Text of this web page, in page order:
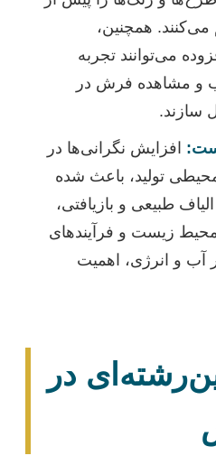
می‌کنند. همچنین،
می‌توانند تجربه
و مشاهده فرش در
سازند.
افزایش نگرانی‌ها در
تولید، باعث شده
طبیعی و بازیافتی،
زیست و فرآیندهای
آب و انرژی، اهمیت
در